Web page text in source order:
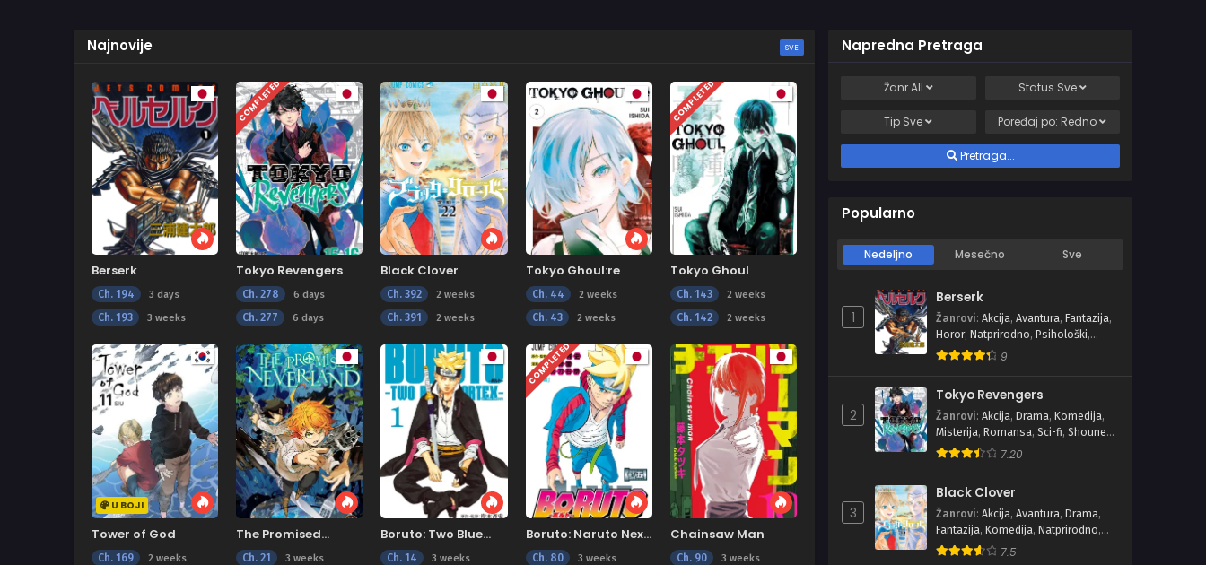
Najnovije SVE
Berserk
Ch. 194 3 days
Ch. 193 3 weeks
COMPLETED
Tokyo Revengers
Ch. 278 6 days
Ch. 277 6 days
Black Clover
Ch. 392 2 weeks
Ch. 391 2 weeks
Tokyo Ghoul:re
Ch. 44 2 weeks
Ch. 43 2 weeks
COMPLETED
Tokyo Ghoul
Ch. 143 2 weeks
Ch. 142 2 weeks
U BOJI
Tower of God
Ch. 169 2 weeks
The Promised
Neverland
Ch. 21 3 weeks
Boruto: Two Blue
Vortex
Ch. 14 3 weeks
COMPLETED
Boruto: Naruto Next
Generations
Ch. 80 3 weeks
Chainsaw Man
Ch. 90 3 weeks
Napredna Pretraga
ŽanrAll Status Sve
Tip Sve Poređaj po: Redno
Pretraga...
Popularno
Nedeljno Mesečno Sve
1
Berserk
Žanrovi: Akcija, Avantura, Fantazija,
Horor, Natprirodno, Psihološki,
Seinen,Tragedija
9
2
Tokyo Revengers
Žanrovi: Akcija, Drama, Komedija,
Misterija, Romansa, Sci-fi, Shounen,
Školski
7.20
3
Black Clover
Žanrovi: Akcija, Avantura, Drama,
Fantazija, Komedija, Natprirodno,
Shounen
7.5